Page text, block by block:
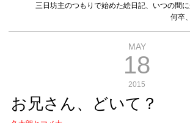
三日坊主のつもりで始めた絵日記、いつの間
何卒
MAY
18
2015
お兄さん、どいて？